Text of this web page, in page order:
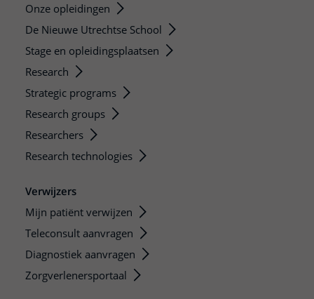
Onze opleidingen
De Nieuwe Utrechtse School
Stage en opleidingsplaatsen
Research
Strategic programs
Research groups
Researchers
Research technologies
Verwijzers
Mijn patiënt verwijzen
Teleconsult aanvragen
Diagnostiek aanvragen
Zorgverlenersportaal